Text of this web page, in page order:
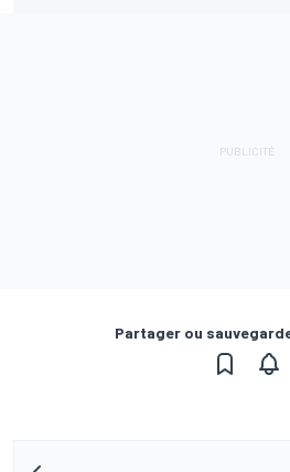
Partager ou